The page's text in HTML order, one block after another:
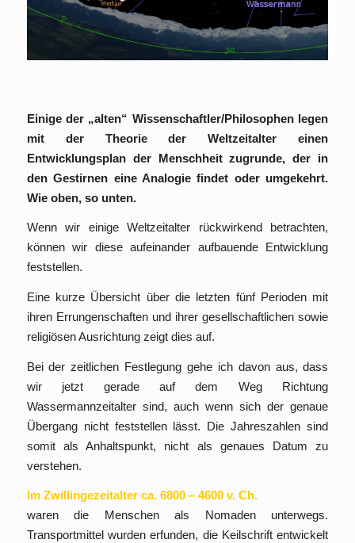
Einige der „alten“ Wissenschaftler/Philosophen legen
mit der Theorie der Weltzeitalter einen
Entwicklungsplan der Menschheit zugrunde, der in
den Gestirnen eine Analogie findet oder umgekehrt.
Wie oben, so unten.
Wenn wir einige Weltzeitalter rückwirkend betrachten,
können wir diese aufeinander aufbauende Entwicklung
feststellen.
Eine kurze Übersicht über die letzten fünf Perioden mit
ihren Errungenschaften und ihrer gesellschaftlichen sowie
religiösen Ausrichtung zeigt dies auf.
Bei der zeitlichen Festlegung gehe ich davon aus, dass
wir jetzt gerade auf dem Weg Richtung
Wassermannzeitalter sind, auch wenn sich der genaue
Übergang nicht feststellen lässt. Die Jahreszahlen sind
somit als Anhaltspunkt, nicht als genaues Datum zu
verstehen.
Im Zwillingezeitalter ca. 6800 – 4600 v. Ch.
waren die Menschen als Nomaden unterwegs.
Transportmittel wurden erfunden, die Keilschrift entwickelt